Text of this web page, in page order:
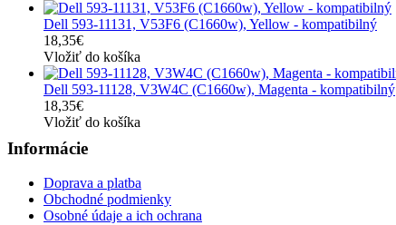
Dell 593-11131, V53F6 (C1660w), Yellow - kompatibilný
18,35€
Vložiť do košíka
Dell 593-11128, V3W4C (C1660w), Magenta - kompatibilný
18,35€
Vložiť do košíka
Informácie
Doprava a platba
Obchodné podmienky
Osobné údaje a ich ochrana